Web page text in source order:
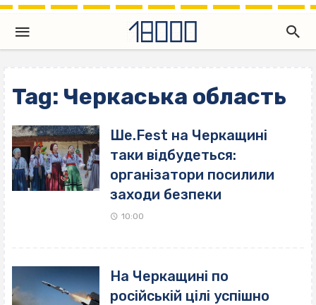
Tag: Черкаська область
Ше.Fest на Черкащині
таки відбудеться:
організатори посилили
заходи безпеки
10:00
На Черкащині по
російській цілі успішно